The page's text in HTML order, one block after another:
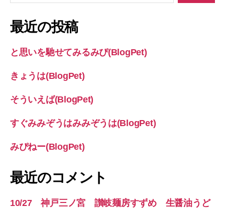
象:
最近の投稿
と思いを馳せてみるみぴ(BlogPet)
きょうは(BlogPet)
そういえば(BlogPet)
すぐみみぞうはみみぞうは(BlogPet)
みぴねー(BlogPet)
最近のコメント
10/27 神戸三ノ宮 讃岐麺房すずめ 生醤油うど